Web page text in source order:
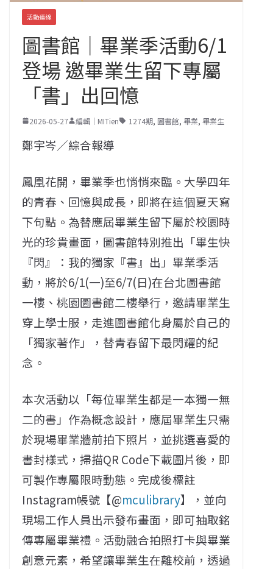
活動連線
圖書館｜畢業季活動6/1
登場 邀畢業生留下專屬
「書」出回憶
2026-05-27 編輯｜MITien 1274期, 圖書館, 畢業, 畢業生
鄭宇岑／綜合報導
鳳凰花開，畢業季也悄悄來臨。大學四年
的青春、回憶與成長，即將在這個夏天寫
下句點。為替應屆畢業生留下屬於校園時
光的珍貴畫面，圖書館特別推出「畢生快
『閃』：我的獨家『書』出」畢業季活
動，將於6/1(一)至6/7(日)在台北圖書館
一樓、桃園圖書館二樓舉行，邀請畢業生
穿上學士服，走進圖書館化身屬於自己的
「獨家著作」，替青春留下最閃耀的紀
念。
本次活動以「每位畢業生都是一本獨一無
二的書」作為概念設計，應屆畢業生只需
於現場畢業牆前拍下照片，並挑選喜愛的
書封樣式，掃描QR Code下載圖片後，即
可製作專屬限時動態。完成後標註
Instagram帳號【@mculibrary】，並向
現場工作人員出示發布畫面，即可抽取銘
傳專屬畢業禮。活動融合拍照打卡與畢業
創意元素，希望讓畢業生在離校前，透過